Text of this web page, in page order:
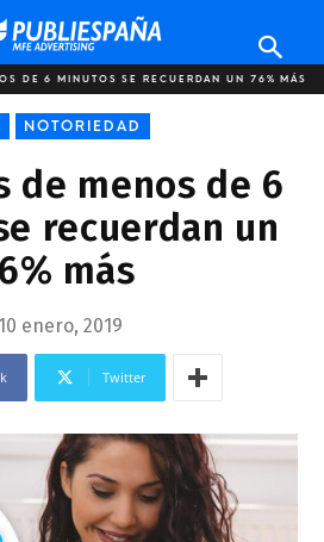
DE 6 MINUTOS SE RECUERDAN UN 76% MÁS
NOTORIEDAD
de menos de 6
recuerdan un
más
10 enero, 2019
Twitter